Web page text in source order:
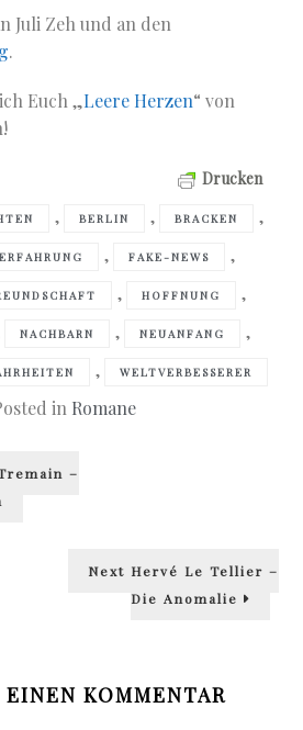
Juli Zeh und an den
.
Euch „Leere Herzen“ von
Drucken
, BERLIN , BRACKEN ,
ERFAHRUNG , FAKE-NEWS ,
, HOFFNUNG ,
NACHBARN , NEUANFANG ,
, WELTVERBESSERER
in Romane
–
Next Next
Hervé Le Tellier –
Die Anomalie
EINEN KOMMENTAR